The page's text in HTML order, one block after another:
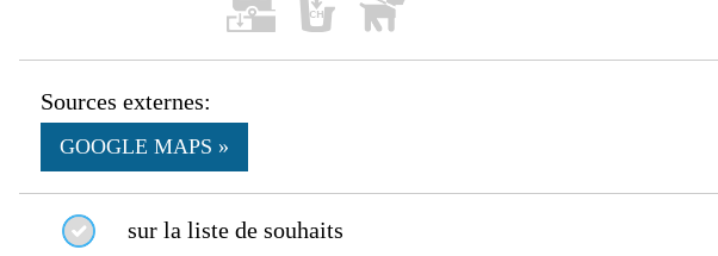
Sources externes:
GOOGLE MAPS »
sur la liste de souhaits